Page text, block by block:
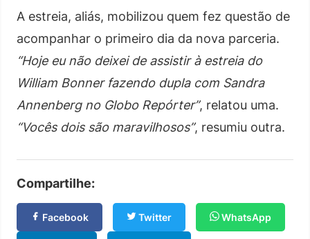
A estreia, aliás, mobilizou quem fez questão de
acompanhar o primeiro dia da nova parceria.
“Hoje eu não deixei de assistir à estreia do
William Bonner fazendo dupla com Sandra
Annenberg no Globo Repórter”, relatou uma.
“Vocês dois são maravilhosos”, resumiu outra.
Compartilhe:
Facebook Twitter WhatsApp